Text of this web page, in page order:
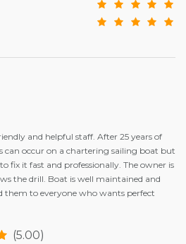
and helpful staff. After 25 years of
can occur on a chartering sailing boat but
fix it fast and professionally. The owner is
the drill. Boat is well maintained and
them to everyone who wants perfect
(5.00)